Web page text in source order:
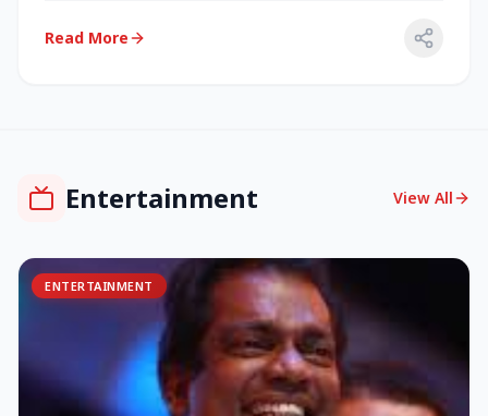
Read More
Entertainment View All
ENTERTAINMENT